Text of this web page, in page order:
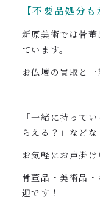
【不要品処分も
新原美術では骨
ています。
お仏壇の買取と
「一緒に持って
らえる？」などな
お気軽にお声掛
骨董品・美術品
迎です！